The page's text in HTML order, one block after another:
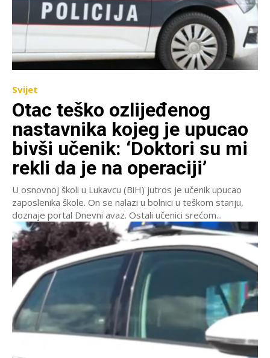
Svijet
Otac teško ozlijeđenog
nastavnika kojeg je upucao
bivši učenik: ‘Doktori su mi
rekli da je na operaciji’
U osnovnoj školi u Lukavcu (BiH) jutros je učenik upucao
zaposlenika škole. On se nalazi u bolnici u teškom stanju,
doznaje portal Dnevni avaz. Ostali učenici srećom...